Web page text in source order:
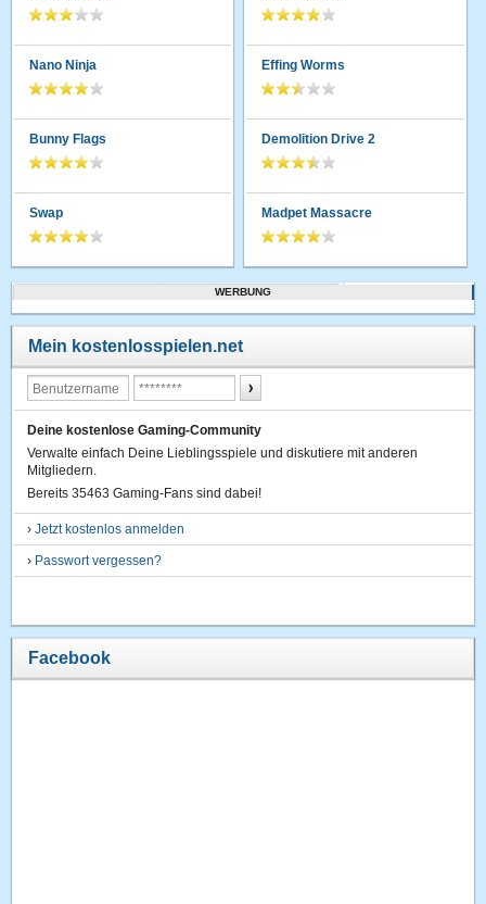
Nano Ninja
Bunny Flags
Swap
Effing Worms
Demolition Drive 2
Madpet Massacre
WERBUNG
Mein kostenlosspielen.net
Deine kostenlose Gaming-Community
Verwalte einfach Deine Lieblingsspiele und diskutiere mit anderen
Mitgliedern.
Bereits 35463 Gaming-Fans sind dabei!
›Jetzt kostenlos anmelden
› Passwort vergessen?
Facebook